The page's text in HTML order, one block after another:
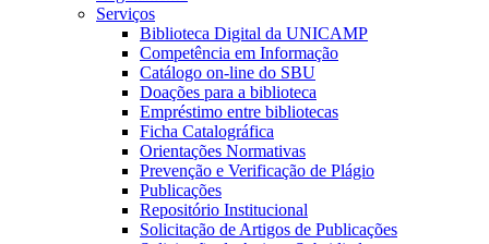
Serviços
Biblioteca Digital da UNICAMP
Competência em Informação
Catálogo on-line do SBU
Doações para a biblioteca
Empréstimo entre bibliotecas
Ficha Catalográfica
Orientações Normativas
Prevenção e Verificação de Plágio
Publicações
Repositório Institucional
Solicitação de Artigos de Publicações